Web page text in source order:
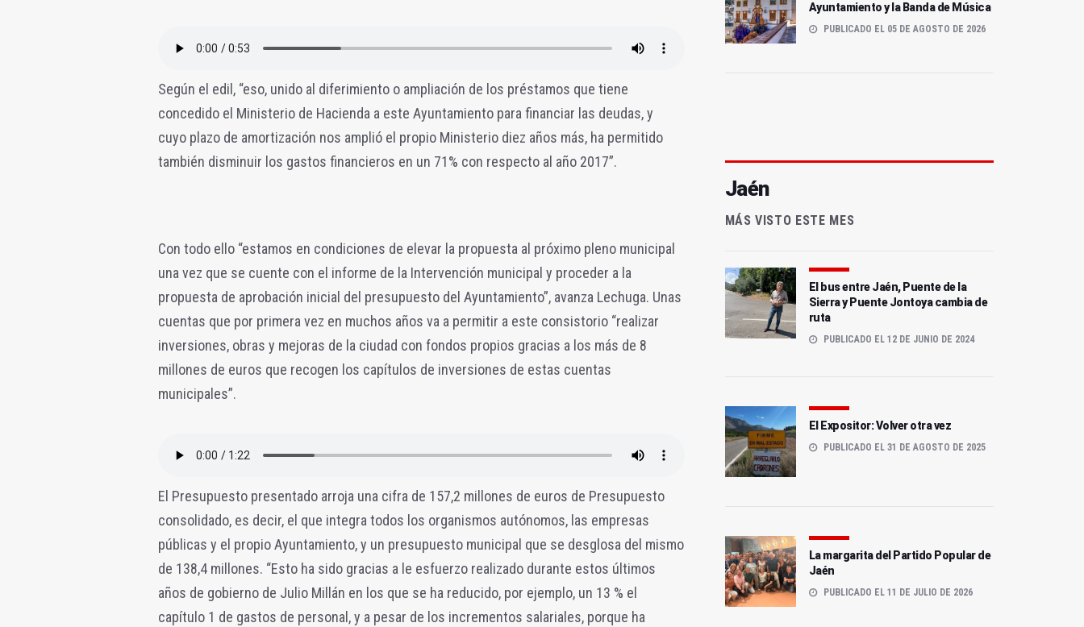
Según el edil, “eso, unido al diferimiento o ampliación de los préstamos que tiene
concedido el Ministerio de Hacienda a este Ayuntamiento para financiar las deudas, y
cuyo plazo de amortización nos amplió el propio Ministerio diez años más, ha permitido
también disminuir los gastos financieros en un 71% con respecto al año 2017”.
Con todo ello “estamos en condiciones de elevar la propuesta al próximo pleno municipal
una vez que se cuente con el informe de la Intervención municipal y proceder a la
propuesta de aprobación inicial del presupuesto del Ayuntamiento”, avanza Lechuga. Unas
cuentas que por primera vez en muchos años va a permitir a este consistorio “realizar
inversiones, obras y mejoras de la ciudad con fondos propios gracias a los más de 8
millones de euros que recogen los capítulos de inversiones de estas cuentas
municipales”.
El Presupuesto presentado arroja una cifra de 157,2 millones de euros de Presupuesto
consolidado, es decir, el que integra todos los organismos autónomos, las empresas
públicas y el propio Ayuntamiento, y un presupuesto municipal que se desglosa del mismo
de 138,4 millones. “Esto ha sido gracias a le esfuerzo realizado durante estos últimos
años de gobierno de Julio Millán en los que se ha reducido, por ejemplo, un 13 % el
capítulo 1 de gastos de personal, y a pesar de los incrementos salariales, porque ha
Ayuntamiento y la Banda de Música
PUBLICADO EL 05 DE AGOSTO DE 2026
Jaén
MÁS VISTO ESTE MES
El bus entre Jaén, Puente de la
Sierra y Puente Jontoya cambia de
ruta
PUBLICADO EL 12 DE JUNIO DE 2024
El Expositor: Volver otra vez
PUBLICADO EL 31 DE AGOSTO DE 2025
La margarita del Partido Popular de
Jaén
PUBLICADO EL 11 DE JULIO DE 2026